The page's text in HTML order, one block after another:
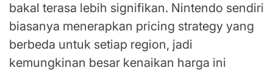
bakal terasa lebih signifikan. Nintendo sendiri
biasanya menerapkan pricing strategy yang
berbeda untuk setiap region, jadi
kemungkinan besar kenaikan harga ini